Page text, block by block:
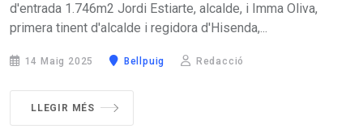
d'entrada 1.746m2 Jordi Estiarte, alcalde, i Imma Oliva,
primera tinent d'alcalde i regidora d'Hisenda,...
14 Maig 2025 Bellpuig Redacció
LLEGIR MÉS